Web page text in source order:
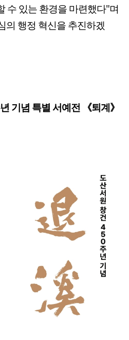
수 있는 환경을 마련했다"며
의 행정 혁신을 추진하겠
기념 특별 서예전 《퇴계》